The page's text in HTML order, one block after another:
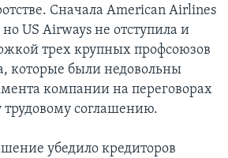
Сначала American Airlines
US Airways не отступила и
трех крупных профсоюзов
которые были недовольны
компании на переговорах
трудовому соглашению.
убедило кредиторов